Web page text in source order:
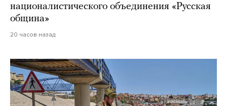
националистического объединения «Русская
община»
20 часов назад